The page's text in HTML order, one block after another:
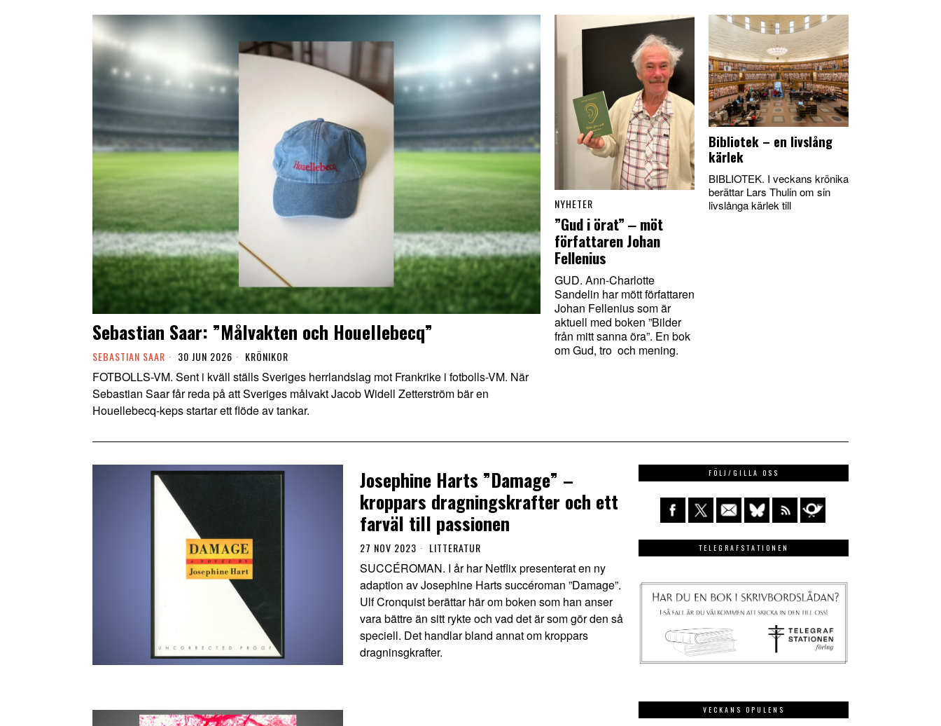
Sebastian Saar: ”Målvakten och Houellebecq”
SEBASTIAN SAAR 30 JUN 2026 KRÖNIKOR
FOTBOLLS-VM. Sent i kväll ställs Sveriges herrlandslag mot Frankrike i fotbolls-VM. När
Sebastian Saar får reda på att Sveriges målvakt Jacob Widell Zetterström bär en
Houellebecq-keps startar ett flöde av tankar.
NYHETER
”Gud i örat” ‒ möt
författaren Johan
Fellenius
GUD. Ann-Charlotte
Sandelin har mött författaren
Johan Fellenius som är
aktuell med boken ”Bilder
från mitt sanna öra”. En bok
om Gud, tro och mening.
Bibliotek – en livslång
kärlek
BIBLIOTEK. I veckans krönika
berättar Lars Thulin om sin
livslånga kärlek till
Josephine Harts ”Damage” –
kroppars dragningskrafter och ett
farväl till passionen
27 NOV 2023 LITTERATUR
SUCCÉROMAN. I år har Netflix presenterat en ny
adaption av Josephine Harts succéroman ”Damage”.
Ulf Cronquist berättar här om boken som han anser
vara bättre än sitt rykte och vad det är som gör den så
speciell. Det handlar bland annat om kroppars
dragninsgkrafter.
FÖLJ/GILLA OSS
TELEGRAFSTATIONEN
VECKANS OPULENS